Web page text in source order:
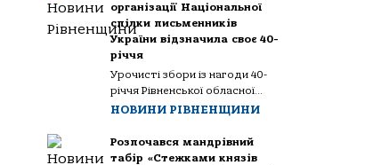
організації Національної
спілки письменників
України відзначила своє 40-
річчя
Урочисті збори із нагоди 40-
річчя Рівненської обласної...
НОВИНИ РІВНЕНЩИНИ
Розпочався мандрівний
табір «Стежками князів